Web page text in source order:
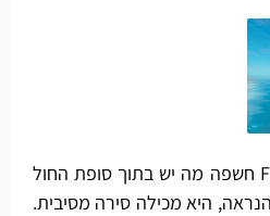
דליפה חדשה של Fortnite חשפה מה יש בתוך סופת החול
היא מכילה סירה מסיבית.